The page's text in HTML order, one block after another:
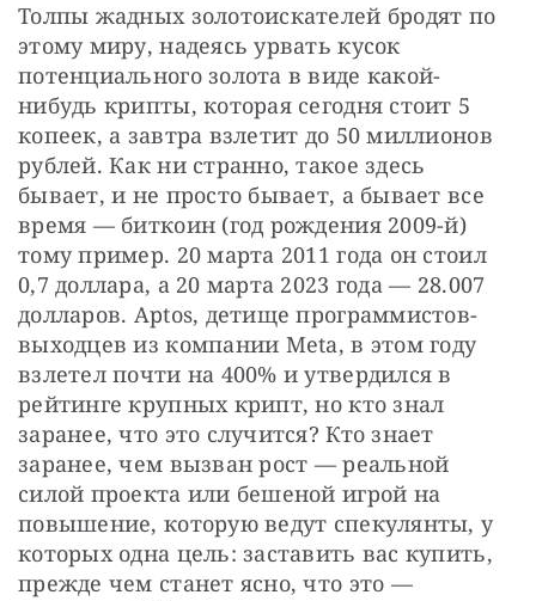
Толпы жадных золотоискателей бродят по
этому миру, надеясь урвать кусок
потенциального золота в виде какой-
нибудь крипты, которая сегодня стоит 5
копеек, а завтра взлетит до 50 миллионов
рублей. Как ни странно, такое здесь
бывает, и не просто бывает, а бывает все
время — биткоин (год рождения 2009-й)
тому пример. 20 марта 2011 года он стоил
0,7 доллара, а 20 марта 2023 года — 28.007
долларов. Aptos, детище программистов-
выходцев из компании Meta, в этом году
взлетел почти на 400% и утвердился в
рейтинге крупных крипт, но кто знал
заранее, что это случится? Кто знает
заранее, чем вызван рост — реальной
силой проекта или бешеной игрой на
повышение, которую ведут спекулянты, у
которых одна цель: заставить вас купить,
прежде чем станет ясно, что это —